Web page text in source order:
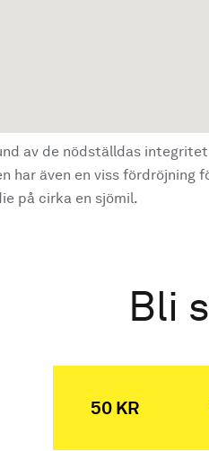
av de nödställdas
har även en viss
på cirka en sjömil.
Bli
50 KR